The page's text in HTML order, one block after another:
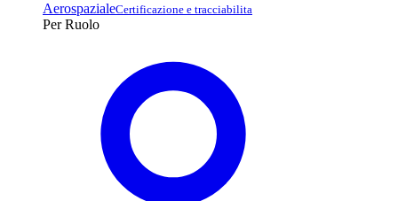
AerospazialeCertificazione e tracciabilita
Per Ruolo